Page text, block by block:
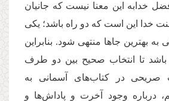
خدابه این معنا نیست که جانیان
خدا این است که دو راه باشد؛ یکی
به بهترین جاها منتهی شود. بنابراین
باشد تا انتخاب صحیح بین دو طرف
صریحی در کتاب‌های آسمانی به
درباره وجود آخرت و پاداش‌ها و